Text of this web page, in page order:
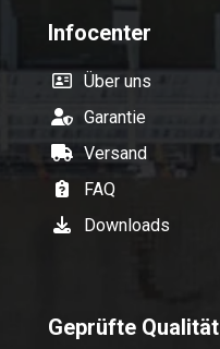
Infocenter
Über uns
Garantie
Versand
FAQ
Downloads
Geprüfte Qualität